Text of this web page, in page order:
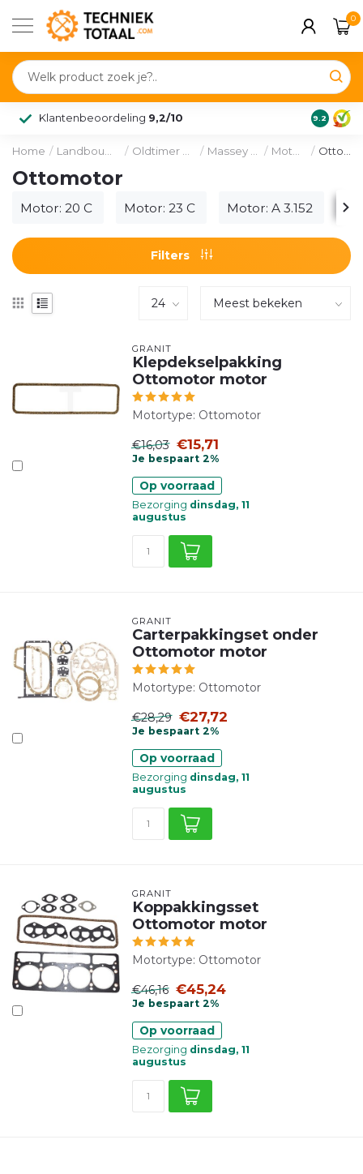
0
Klantenbeoordeling 9,2/10 9.2
Home / / / / /
Ottomotor
Motor: 20 C Motor: 23 C Motor: A 3.152
Filters
GRANIT
Klepdekselpakking
Ottomotor motor
Motortype: Ottomotor
€16,03 €15,71
Je bespaart 2%
Op voorraad
Bezorging dinsdag, 11
augustus
GRANIT
Carterpakkingset onder
Ottomotor motor
Motortype: Ottomotor
€28,29 €27,72
Je bespaart 2%
Op voorraad
Bezorging dinsdag, 11
augustus
GRANIT
Koppakkingsset
Ottomotor motor
Motortype: Ottomotor
€46,16 €45,24
Je bespaart 2%
Op voorraad
Bezorging dinsdag, 11
augustus